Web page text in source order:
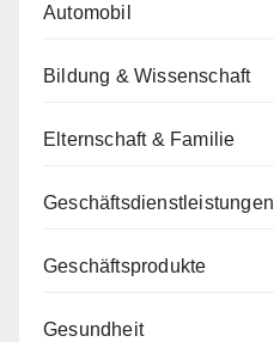
Automobil
Bildung & Wissenschaft
Elternschaft & Familie
Geschäftsdienstleistungen
Geschäftsprodukte
Gesundheit